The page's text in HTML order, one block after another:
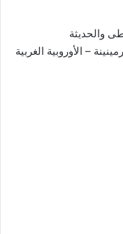
– الأوروبية الغربية